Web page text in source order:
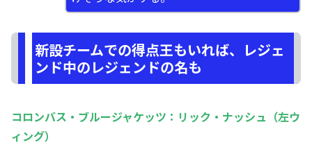
新設チームでの得点王もいれば、レジェ
ンド中のレジェンドの名も
コロンバス・ブルージャケッツ：リック・ナッシュ（左ウ
ィング）